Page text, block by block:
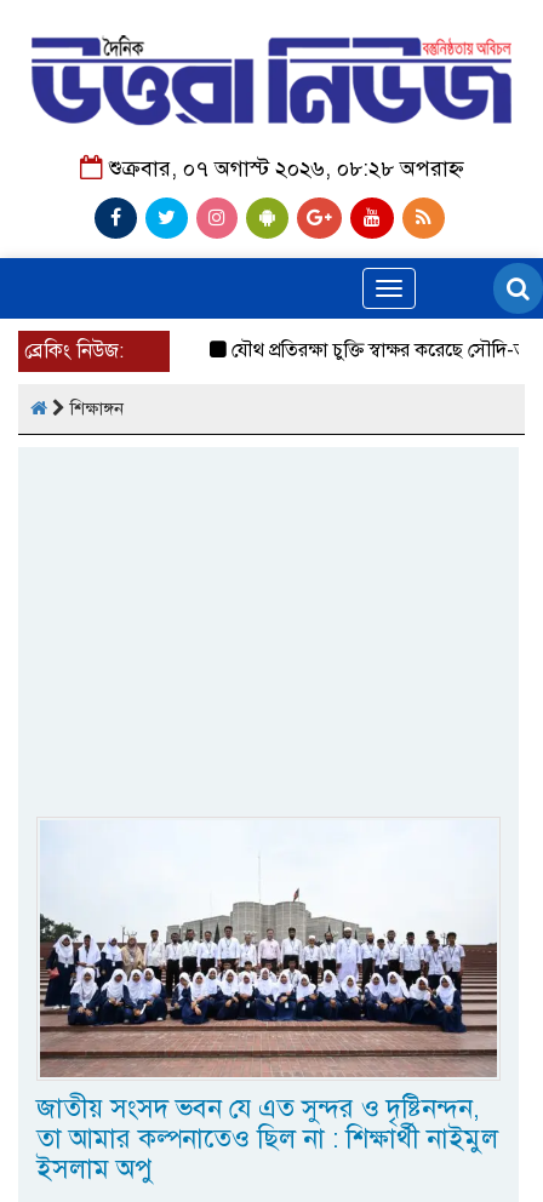
শুক্রবার, ০৭ অগাস্ট ২০২৬, ০৮:২৮ অপরাহ্ন
Toggle
navigation
ব্রেকিং নিউজ: যৌথ প্রতিরক্ষা চুক্তি স্বাক্ষর করেছে সৌদি-তুরস্ক-
শিক্ষাঙ্গন
জাতীয় সংসদ ভবন যে এত সুন্দর ও দৃষ্টিনন্দন,
তা আমার কল্পনাতেও ছিল না : শিক্ষার্থী নাইমুল
ইসলাম অপু